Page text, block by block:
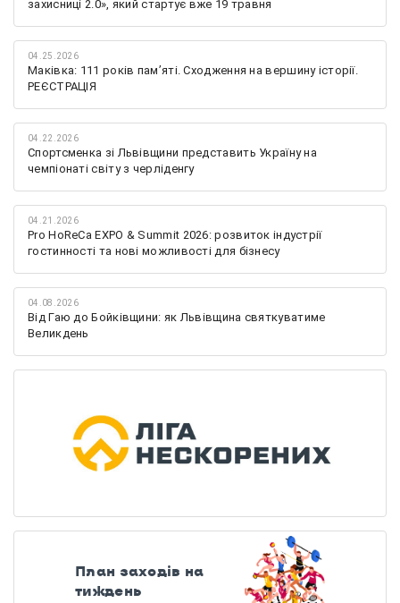
захисниці 2.0», який стартує вже 19 травня
04.25.2026
Маківка: 111 років пам’яті. Сходження на вершину історії.
РЕЄСТРАЦІЯ
04.22.2026
Спортсменка зі Львівщини представить Україну на
чемпіонаті світу з черліденгу
04.21.2026
Pro HoReCa EXPO & Summit 2026: розвиток індустрії
гостинності та нові можливості для бізнесу
04.08.2026
Від Гаю до Бойківщини: як Львівщина святкуватиме
Великдень
План заходів на
тиждень